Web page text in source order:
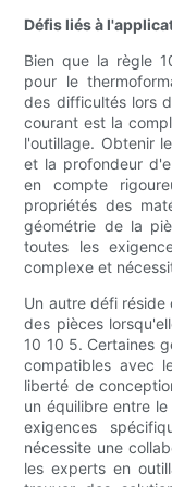
Défis liés à
Bien que la règle
pour le
des difficultés lors
courant est la
l'outillage. Obtenir
et la profondeur
en compte
propriétés des
géométrie de la
toutes les
complexe et
Un autre défi
des pièces
10 10 5. Certaines
compatibles avec
liberté de
un équilibre entre
exigences
nécessite une
les experts en